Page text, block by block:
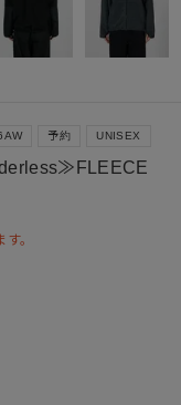
。
予約 UNISEX